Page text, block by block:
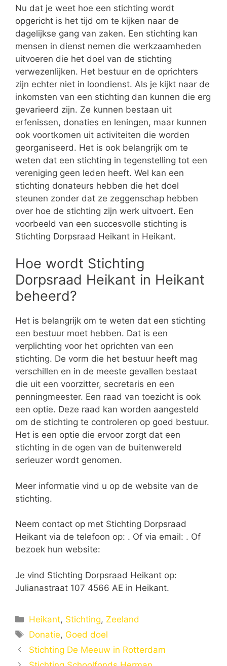
Nu dat je weet hoe een stichting wordt
opgericht is het tijd om te kijken naar de
dagelijkse gang van zaken. Een stichting kan
mensen in dienst nemen die werkzaamheden
uitvoeren die het doel van de stichting
verwezenlijken. Het bestuur en de oprichters
zijn echter niet in loondienst. Als je kijkt naar de
inkomsten van een stichting dan kunnen die erg
gevarieerd zijn. Ze kunnen bestaan uit
erfenissen, donaties en leningen, maar kunnen
ook voortkomen uit activiteiten die worden
georganiseerd. Het is ook belangrijk om te
weten dat een stichting in tegenstelling tot een
vereniging geen leden heeft. Wel kan een
stichting donateurs hebben die het doel
steunen zonder dat ze zeggenschap hebben
over hoe de stichting zijn werk uitvoert. Een
voorbeeld van een succesvolle stichting is
Stichting Dorpsraad Heikant in Heikant.
Hoe wordt Stichting
Dorpsraad Heikant in Heikant
beheerd?
Het is belangrijk om te weten dat een stichting
een bestuur moet hebben. Dat is een
verplichting voor het oprichten van een
stichting. De vorm die het bestuur heeft mag
verschillen en in de meeste gevallen bestaat
die uit een voorzitter, secretaris en een
penningmeester. Een raad van toezicht is ook
een optie. Deze raad kan worden aangesteld
om de stichting te controleren op goed bestuur.
Het is een optie die ervoor zorgt dat een
stichting in de ogen van de buitenwereld
serieuzer wordt genomen.
Meer informatie vind u op de website van de
stichting.
Neem contact op met Stichting Dorpsraad
Heikant via de telefoon op: . Of via email: . Of
bezoek hun website:
Je vind Stichting Dorpsraad Heikant op:
Julianastraat 107 4566 AE in Heikant.
Categorieën
Heikant, Stichting, Zeeland
Tags
Donatie, Goed doel
Stichting De Meeuw in Rotterdam